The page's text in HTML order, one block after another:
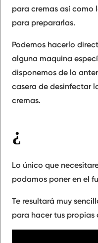
para cremas así como
para prepararlas.
Podemos hacerlo
alguna maquina
disponemos de lo
casera de desinfectar
cremas.
¿Que hemos utilizado para desinfectar los materiales para hacer cremas?
Lo único que
podamos poner en el
Te resultará muy
para hacer tus propias